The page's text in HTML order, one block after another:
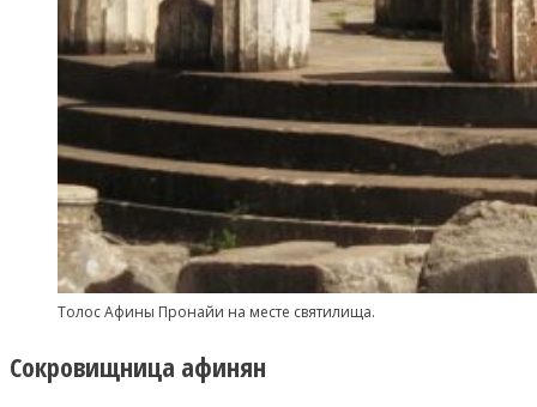
Толос Афины Пронайи на месте святилища.
Сокровищница афинян